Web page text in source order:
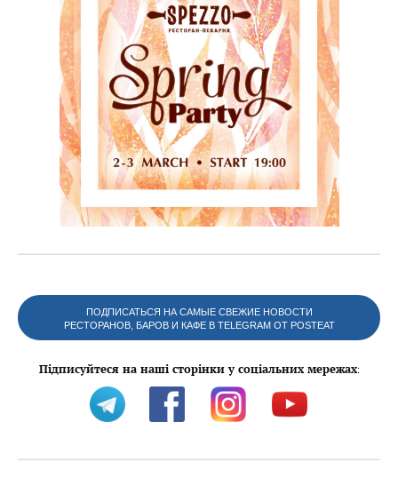
ПОДПИСАТЬСЯ НА САМЫЕ СВЕЖИЕ НОВОСТИ
РЕСТОРАНОВ, БАРОВ И КАФЕ В TELEGRAM ОТ POSTEAT
Підписуйтеся на наші сторінки у соціальних мережах: